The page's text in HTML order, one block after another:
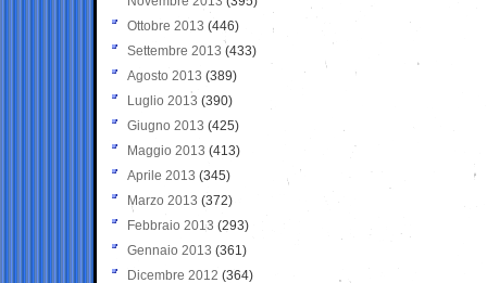
Ottobre 2013 (446)
Settembre 2013 (433)
Agosto 2013 (389)
Luglio 2013 (390)
Giugno 2013 (425)
Maggio 2013 (413)
Aprile 2013 (345)
Marzo 2013 (372)
Febbraio 2013 (293)
Gennaio 2013 (361)
Dicembre 2012 (364)